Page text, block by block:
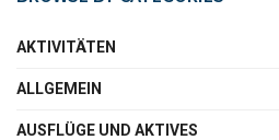
AKTIVITÄTEN
ALLGEMEIN
AUSFLÜGE UND AKTIVES